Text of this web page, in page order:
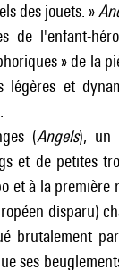
des jouets. »
de l'enfant-
» de la
légères et
(Angels), un
et de petites
et à la première
disparu)
brutalement
ses